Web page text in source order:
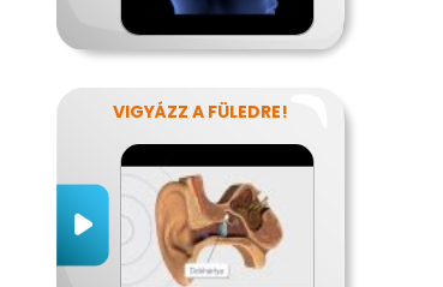
VIGYÁZZ A FÜLEDRE!